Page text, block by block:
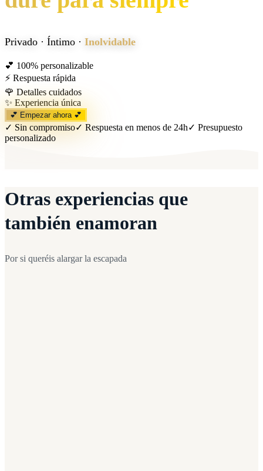
Privado · Íntimo · Inolvidable
💕 100% personalizable
⚡ Respuesta rápida
🌹 Detalles cuidados
✨ Experiencia única
💕 Empezar ahora 💕
✓ Sin compromiso✓ Respuesta en menos de 24h✓ Presupuesto
personalizado
Otras experiencias que
también enamoran
Por si queréis alargar la escapada